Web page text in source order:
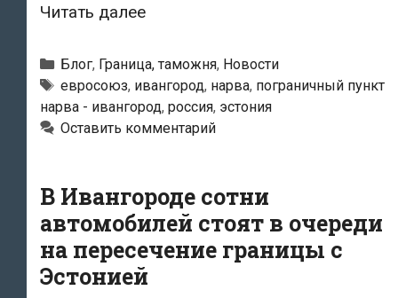
Читать далееРоссийско-
границу
на
автомобиле
можно
в
Нарве
только
с
Рубрики
Блог, Граница, таможня, Новости
Метки
евросоюз, ивангород, нарва, пограничный пункт
нарва - ивангород, россия, эстония
Оставить комментарий
В Ивангороде сотни
автомобилей стоят в очереди
на пересечение границы с
Эстонией